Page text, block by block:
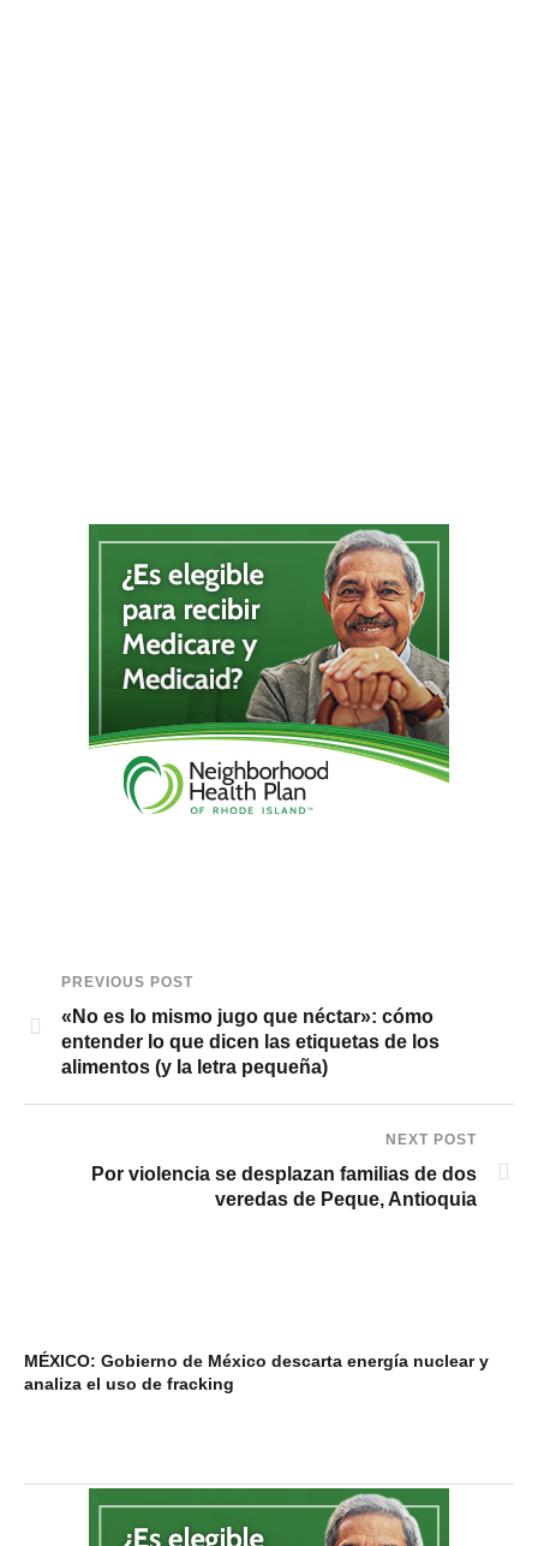
PREVIOUS POST
«No es lo mismo jugo que néctar»: cómo
entender lo que dicen las etiquetas de los
alimentos (y la letra pequeña)
NEXT POST
Por violencia se desplazan familias de dos
veredas de Peque, Antioquia
MÉXICO: Gobierno de México descarta energía nuclear y
analiza el uso de fracking